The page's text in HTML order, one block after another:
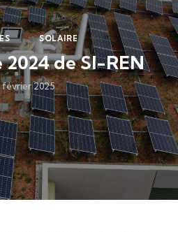
SOLAIRE
2024 de SI-REN
février 2025